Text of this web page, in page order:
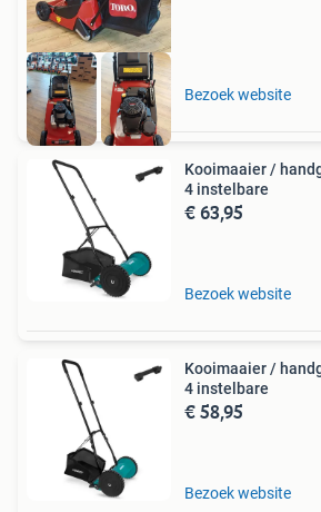
Bezoek website
Kooimaaier /
4 instelbare
€ 63,95
Bezoek website
Kooimaaier /
4 instelbare
€ 58,95
Bezoek website